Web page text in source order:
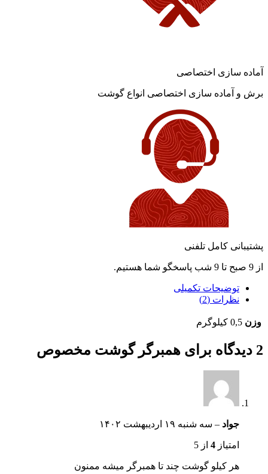
آماده سازی اختصاصی
برش و آماده سازی اختصاصی انواع گوشت
پشتیبانی کامل تلفنی
از 9 صبح تا 9 شب پاسخگو شما هستیم.
توضیحات تکمیلی
نظرات (2)
وزن 0,5 کیلوگرم
2 دیدگاه برای همبرگر گوشت مخصوص
جواد – سه شنبه ۱۹ اردیبهشت ۱۴۰۲
امتیاز 4 از 5
هر کیلو گوشت چند تا همبرگر میشه ممنون